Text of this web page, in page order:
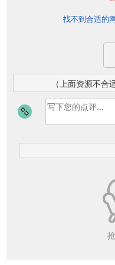
找不到合适的
（上面资源不合